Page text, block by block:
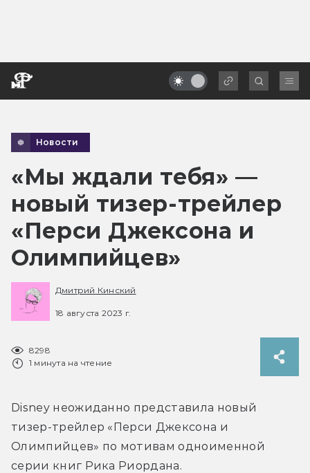
Новости
«Мы ждали тебя» —
новый тизер-трейлер
«Перси Джексона и
Олимпийцев»
Дмитрий Кинский
18 августа 2023 г.
8298
1 минута на чтение
Disney неожиданно представила новый
тизер-трейлер «Перси Джексона и
Олимпийцев» по мотивам одноименной
серии книг Рика Риордана.